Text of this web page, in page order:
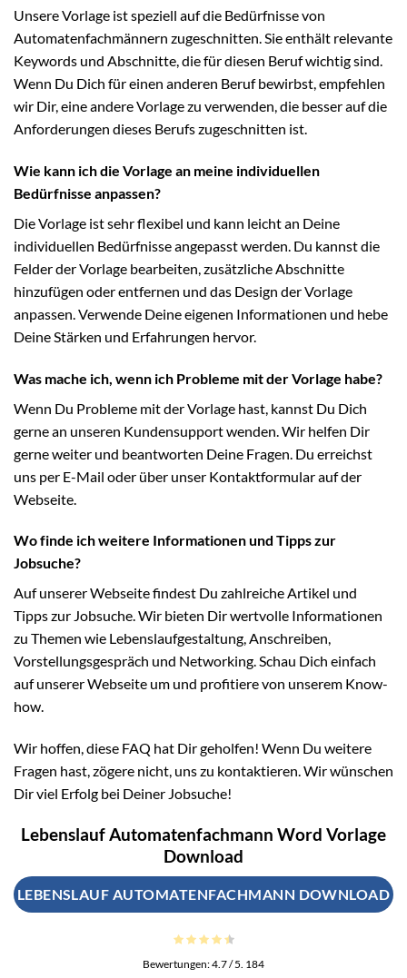
Unsere Vorlage ist speziell auf die Bedürfnisse von
Automatenfachmännern zugeschnitten. Sie enthält relevante
Keywords und Abschnitte, die für diesen Beruf wichtig sind.
Wenn Du Dich für einen anderen Beruf bewirbst, empfehlen
wir Dir, eine andere Vorlage zu verwenden, die besser auf die
Anforderungen dieses Berufs zugeschnitten ist.
Wie kann ich die Vorlage an meine individuellen
Bedürfnisse anpassen?
Die Vorlage ist sehr flexibel und kann leicht an Deine
individuellen Bedürfnisse angepasst werden. Du kannst die
Felder der Vorlage bearbeiten, zusätzliche Abschnitte
hinzufügen oder entfernen und das Design der Vorlage
anpassen. Verwende Deine eigenen Informationen und hebe
Deine Stärken und Erfahrungen hervor.
Was mache ich, wenn ich Probleme mit der Vorlage habe?
Wenn Du Probleme mit der Vorlage hast, kannst Du Dich
gerne an unseren Kundensupport wenden. Wir helfen Dir
gerne weiter und beantworten Deine Fragen. Du erreichst
uns per E-Mail oder über unser Kontaktformular auf der
Webseite.
Wo finde ich weitere Informationen und Tipps zur
Jobsuche?
Auf unserer Webseite findest Du zahlreiche Artikel und
Tipps zur Jobsuche. Wir bieten Dir wertvolle Informationen
zu Themen wie Lebenslaufgestaltung, Anschreiben,
Vorstellungsgespräch und Networking. Schau Dich einfach
auf unserer Webseite um und profitiere von unserem Know-
how.
Wir hoffen, diese FAQ hat Dir geholfen! Wenn Du weitere
Fragen hast, zögere nicht, uns zu kontaktieren. Wir wünschen
Dir viel Erfolg bei Deiner Jobsuche!
Lebenslauf Automatenfachmann Word Vorlage
Download
LEBENSLAUF AUTOMATENFACHMANN DOWNLOAD
Bewertungen:4.7/ 5. 184